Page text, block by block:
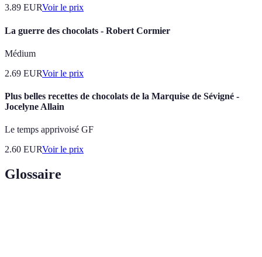
3.89 EURVoir le prix
La guerre des chocolats - Robert Cormier
Médium
2.69 EURVoir le prix
Plus belles recettes de chocolats de la Marquise de Sévigné -
Jocelyne Allain
Le temps apprivoisé GF
2.60 EURVoir le prix
Glossaire